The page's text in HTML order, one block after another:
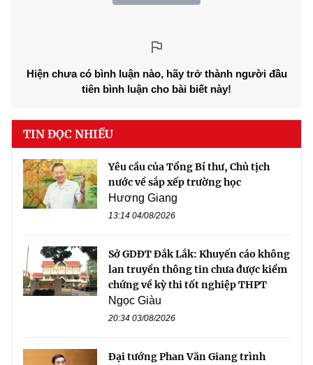
Hiện chưa có bình luận nào, hãy trở thành người đầu
tiên bình luận cho bài biết này!
TIN ĐỌC NHIỀU
Yêu cầu của Tổng Bí thư, Chủ tịch
nước về sắp xếp trường học
Hương Giang
13:14 04/08/2026
Sở GDĐT Đắk Lắk: Khuyến cáo không
lan truyền thông tin chưa được kiểm
chứng về kỳ thi tốt nghiệp THPT
Ngọc Giàu
20:34 03/08/2026
Đại tướng Phan Văn Giang trình